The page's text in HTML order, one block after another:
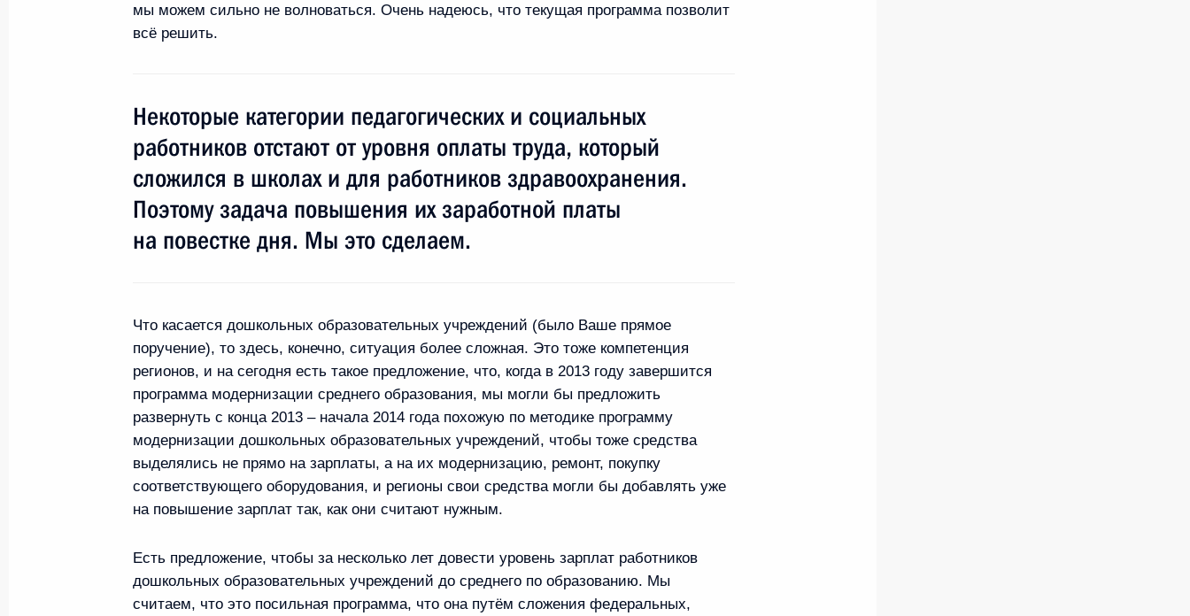
27 мая 2011 года, 16:30
27 мая 2011 года, 10:40
Встреча с Премьер-министром Великобритании Дэвидом
Кэмероном
Президенты России, Франции и США приняли совместное
заявление по нагорно-карабахскому конфликту
26 мая 2011 года, 16:30
Встреча с Президентом США Бараком Обамой
26 мая 2011 года, 16:00
Саммит «Группы восьми»
мы можем сильно не волноваться. Очень надеюсь, что текущая программа позволит
всё решить.
Некоторые категории педагогических и социальных
работников отстают от уровня оплаты труда, который
сложился в школах и для работников здравоохранения.
Поэтому задача повышения их заработной платы
на повестке дня. Мы это сделаем.
Что касается дошкольных образовательных учреждений (было Ваше прямое
поручение), то здесь, конечно, ситуация более сложная. Это тоже компетенция
регионов, и на сегодня есть такое предложение, что, когда в 2013 году завершится
программа модернизации среднего образования, мы могли бы предложить
развернуть с конца 2013 – начала 2014 года похожую по методике программу
модернизации дошкольных образовательных учреждений, чтобы тоже средства
выделялись не прямо на зарплаты, а на их модернизацию, ремонт, покупку
соответствующего оборудования, и регионы свои средства могли бы добавлять уже
на повышение зарплат так, как они считают нужным.
Есть предложение, чтобы за несколько лет довести уровень зарплат работников
дошкольных образовательных учреждений до среднего по образованию. Мы
считаем, что это посильная программа, что она путём сложения федеральных,